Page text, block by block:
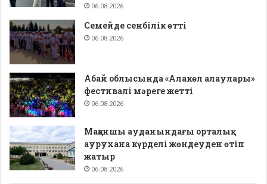
06.08.2026
Семейде сенбілік өтті
06.08.2026
Абай облысында «Алакөл алаулары»
фестивалі мәреге жетті
06.08.2026
Мақаншы ауданындағы орталық
аурухана күрделі жөндеуден өтіп
жатыр
06.08.2026